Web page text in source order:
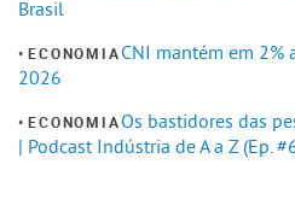
Brasil
ECONOMIACNI mantém em 2%
2026
ECONOMIAOs bastidores das
| Podcast Indústria de A a Z (Ep.